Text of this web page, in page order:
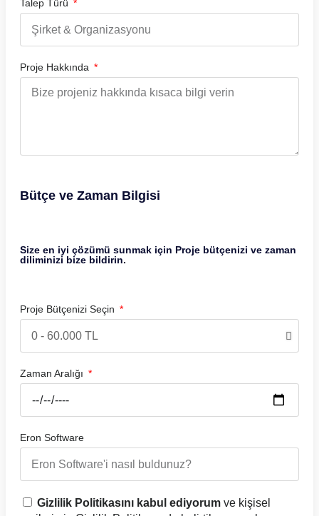
Talep Türü
Proje Hakkında
Bütçe ve Zaman Bilgisi
Size en iyi çözümü sunmak için Proje bütçenizi ve zaman
diliminizi bize bildirin.
Proje Bütçenizi Seçin
Zaman Aralığı
Eron Software
Gizlilik Politikasını kabul ediyorum ve kişisel